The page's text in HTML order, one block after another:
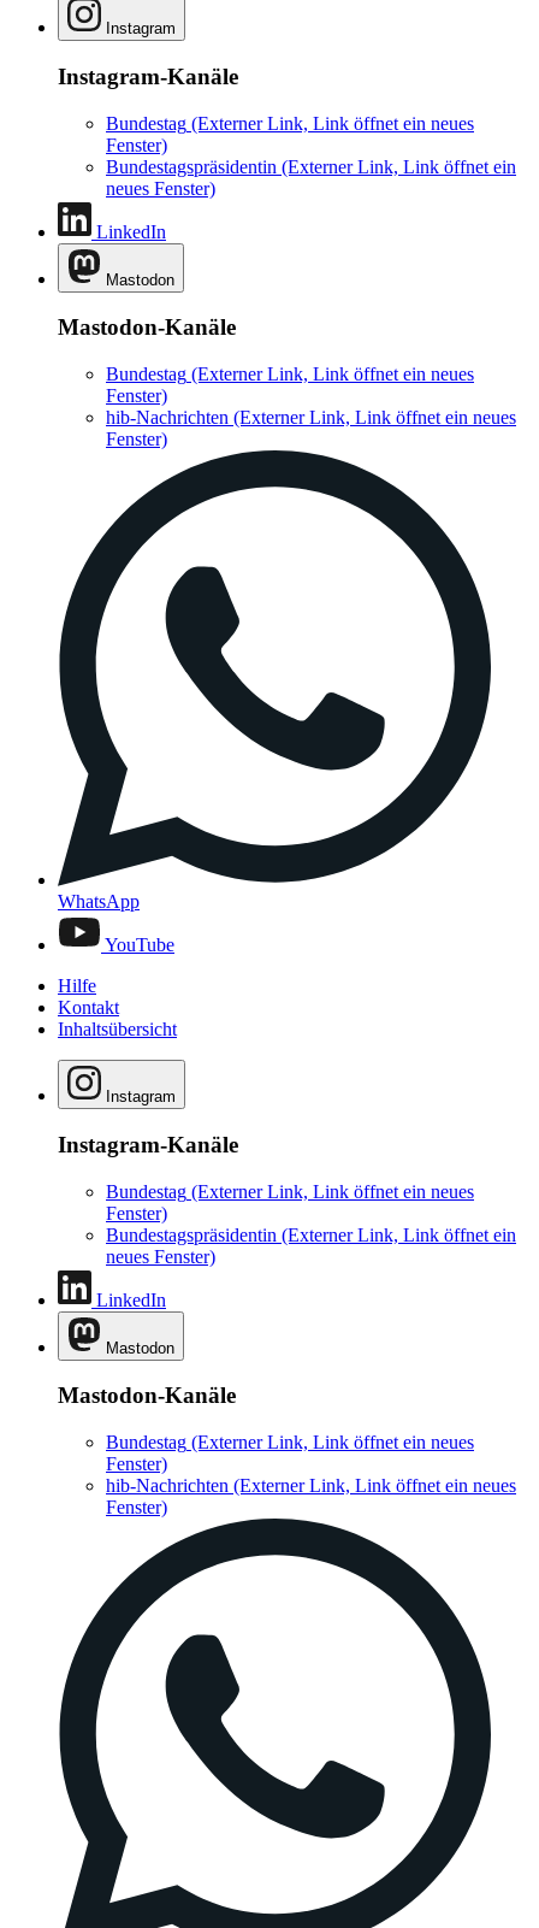
Instagram
Instagram-Kanäle
Bundestag (Externer Link, Link öffnet ein neues
Fenster)
Bundestagspräsidentin (Externer Link, Link öffnet ein
neues Fenster)
LinkedIn
Mastodon
Mastodon-Kanäle
Bundestag (Externer Link, Link öffnet ein neues
Fenster)
hib-Nachrichten (Externer Link, Link öffnet ein neues
Fenster)
WhatsApp
YouTube
Hilfe
Kontakt
Inhaltsübersicht
Instagram
Instagram-Kanäle
Bundestag (Externer Link, Link öffnet ein neues
Fenster)
Bundestagspräsidentin (Externer Link, Link öffnet ein
neues Fenster)
LinkedIn
Mastodon
Mastodon-Kanäle
Bundestag (Externer Link, Link öffnet ein neues
Fenster)
hib-Nachrichten (Externer Link, Link öffnet ein neues
Fenster)